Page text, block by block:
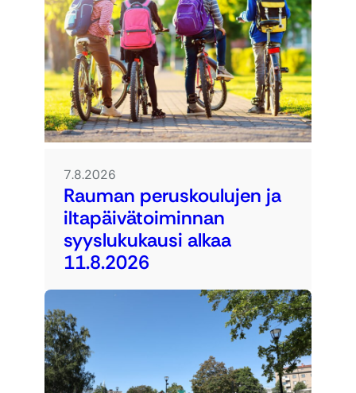
7.8.2026
Rauman peruskoulujen ja
iltapäivätoiminnan
syyslukukausi alkaa
11.8.2026